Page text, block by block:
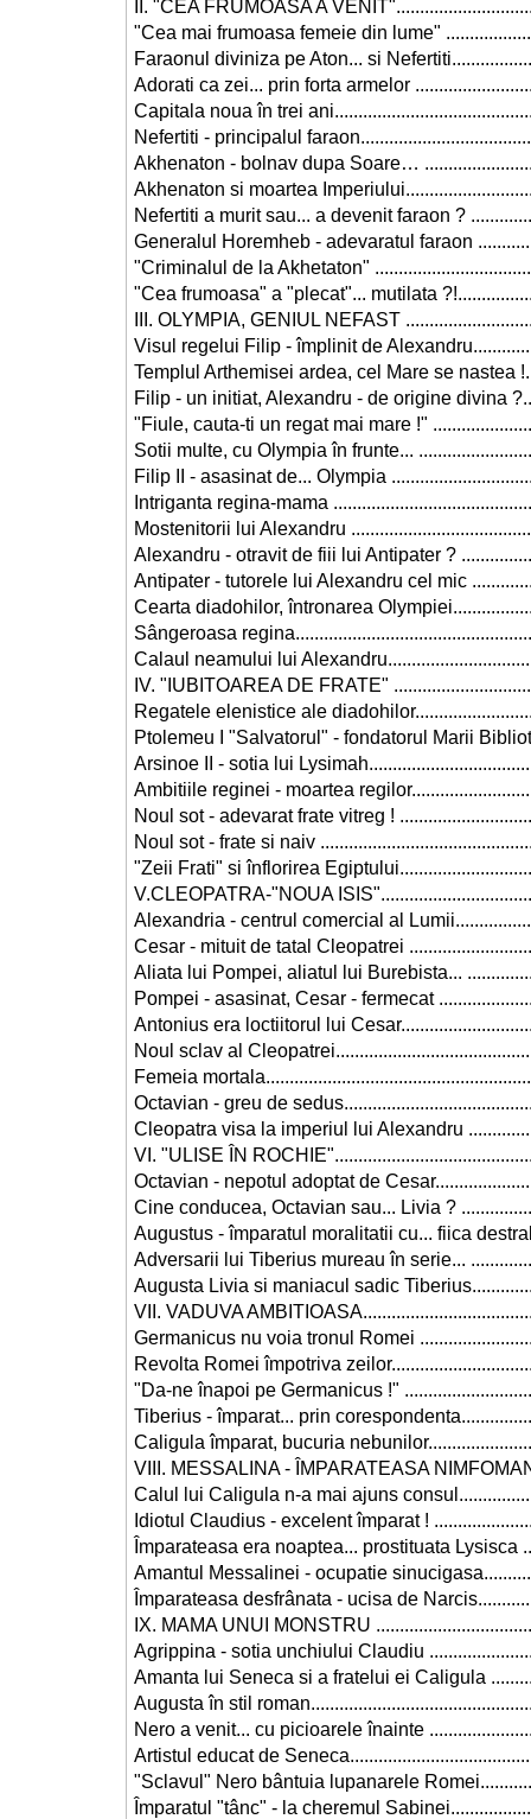
II. "CEA FRUMOASA A
"Cea mai frumoasa femeie din lume"
Faraonul diviniza pe Aton... si
Adorati ca zei... prin forta armelor
Capitala noua în trei
Nefertiti - principalul
Akhenaton - bolnav dupa Soare…
Akhenaton si moartea
Nefertiti a murit sau... a devenit faraon ?
Generalul Horemheb - adevaratul faraon
"Criminalul de la Akhetaton"
"Cea frumoasa" a "plecat"... mutilata
III. OLYMPIA, GENIUL NEFAST
Visul regelui Filip - împlinit de
Templul Arthemisei ardea, cel Mare se nastea
Filip - un initiat, Alexandru - de origine divina
"Fiule, cauta-ti un regat mai mare !"
Sotii multe, cu Olympia în frunte...
Filip II - asasinat de... Olympia
Intriganta regina-mama
Mostenitorii lui Alexandru
Alexandru - otravit de fiii lui Antipater ?
Antipater - tutorele lui Alexandru cel mic
Cearta diadohilor, întronarea
Sângeroasa
Calaul neamului lui
IV. "IUBITOAREA DE FRATE"
Regatele elenistice ale
Ptolemeu I "Salvatorul" - fondatorul Marii
Arsinoe II - sotia lui
Ambitiile reginei - moartea
Noul sot - adevarat frate vitreg !
Noul sot - frate si naiv
"Zeii Frati" si înflorirea
V.CLEOPATRA-"NOUA
Alexandria - centrul comercial al
Cesar - mituit de tatal Cleopatrei
Aliata lui Pompei, aliatul lui Burebista...
Pompei - asasinat, Cesar - fermecat
Antonius era loctiitorul lui
Noul sclav al
Femeia
Octavian - greu de
Cleopatra visa la imperiul lui Alexandru
VI. "ULISE ÎN
Octavian - nepotul adoptat de
Cine conducea, Octavian sau... Livia ?
Augustus - împaratul moralitatii cu... fiica
Adversarii lui Tiberius mureau în serie...
Augusta Livia si maniacul sadic
VII. VADUVA
Germanicus nu voia tronul Romei
Revolta Romei împotriva
"Da-ne înapoi pe Germanicus !"
Tiberius - împarat... prin
Caligula împarat, bucuria
VIII. MESSALINA - ÎMPARATEASA
Calul lui Caligula n-a mai ajuns
Idiotul Claudius - excelent împarat !
Împarateasa era noaptea... prostituata Lysisca
Amantul Messalinei - ocupatie
Împarateasa desfrânata - ucisa de
IX. MAMA UNUI MONSTRU
Agrippina - sotia unchiului Claudiu
Amanta lui Seneca si a fratelui ei Caligula
Augusta în stil
Nero a venit... cu picioarele înainte
Artistul educat de
"Sclavul" Nero bântuia lupanarele
Împaratul "tânc" - la cheremul